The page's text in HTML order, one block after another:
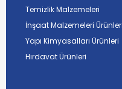
Temizlik Malzemeleri
İnşaat Malzemeleri Ürünleri
Yapı Kimyasalları Ürünleri
Hırdavat Ürünleri